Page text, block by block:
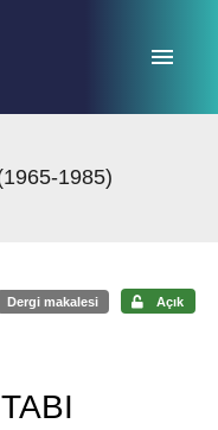
1985)
Dergi makalesi Açık